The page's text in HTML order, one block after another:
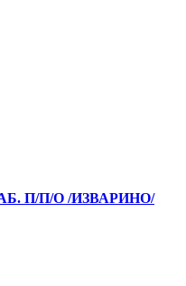
П/П/О /ИЗВАРИНО/